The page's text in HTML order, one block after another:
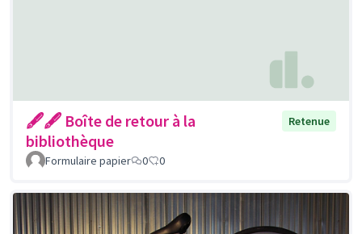
🖋🖋 Boîte de retour à la
bibliothèque
Retenue
Formulaire papier 0 0